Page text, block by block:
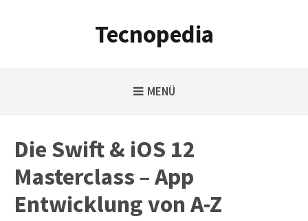
Tecnopedia
MENÜ
Die Swift & iOS 12
Masterclass – App
Entwicklung von A-Z